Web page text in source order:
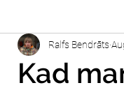
Kad
Ralfs Bendrāts